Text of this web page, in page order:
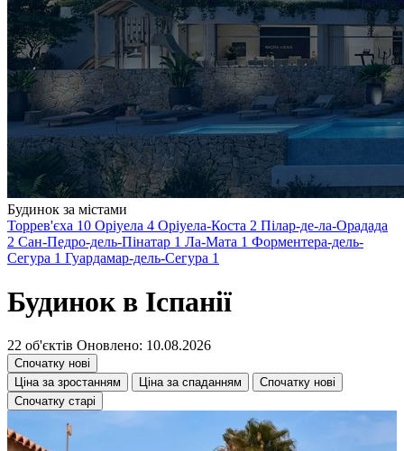
Будинок за містами
Торрев'єха 10 Оріуела 4 Оріуела-Коста 2 Пілар-де-ла-Орадада
2 Сан-Педро-дель-Пінатар 1 Ла-Мата 1 Форментера-дель-
Сегура 1 Гуардамар-дель-Сегура 1
Будинок в Іспанії
22 об'єктів Оновлено: 10.08.2026
Спочатку нові
Ціна за зростанням
Ціна за спаданням
Спочатку нові
Спочатку старі